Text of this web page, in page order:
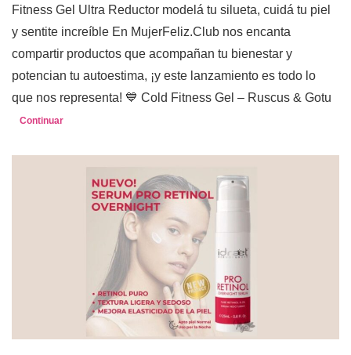
Fitness Gel Ultra Reductor modelá tu silueta, cuidá tu piel
y sentite increíble En MujerFeliz.Club nos encanta
compartir productos que acompañan tu bienestar y
potencian tu autoestima, ¡y este lanzamiento es todo lo
que nos representa! 💙 Cold Fitness Gel – Ruscus & Gotu
Continuar